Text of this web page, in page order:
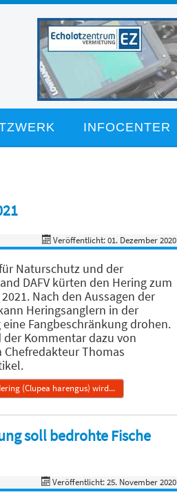
INFOCENTER
Veröffentlicht: 01. Dezember 2020
Naturschutz und der
DAFV kürten den Hering zum
Nach den Aussagen der
Heringsanglern in der
Fangbeschränkung drohen.
der Kommentar dazu von
Chefredakteur Thomas
(Clupea harengus) wird...
soll bedrohte Fische
Veröffentlicht: 25. November 2020